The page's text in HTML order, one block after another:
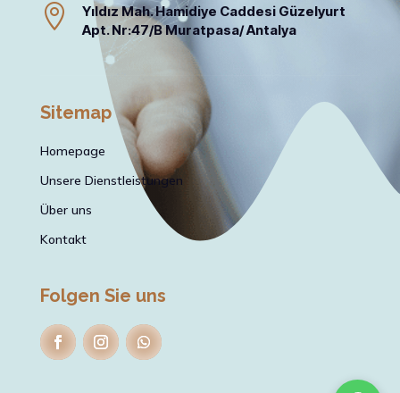

Yıldız Mah. Hamidiye Caddesi Güzelyurt
Apt. Nr:47/B Muratpasa/ Antalya
Sitemap
Homepage
Unsere Dienstleistungen
Über uns
Kontakt
Folgen Sie uns